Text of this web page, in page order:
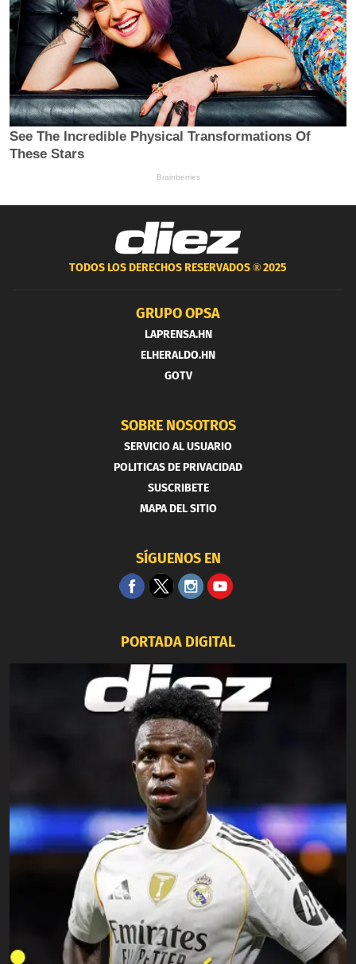
TODOS LOS DERECHOS RESERVADOS ®2025
GRUPO OPSA
LAPRENSA.HN
ELHERALDO.HN
GOTV
SOBRE NOSOTROS
SERVICIO AL USUARIO
POLITICAS DE PRIVACIDAD
SUSCRIBETE
MAPA DEL SITIO
SÍGUENOS EN
PORTADA DIGITAL